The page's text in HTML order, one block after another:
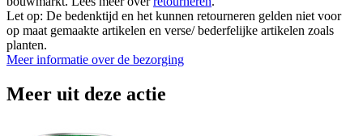
Let op: De bedenktijd en het kunnen retourneren gelden niet voor
op maat gemaakte artikelen en verse/ bederfelijke artikelen zoals
planten.
Meer informatie over de bezorging
Meer uit deze actie